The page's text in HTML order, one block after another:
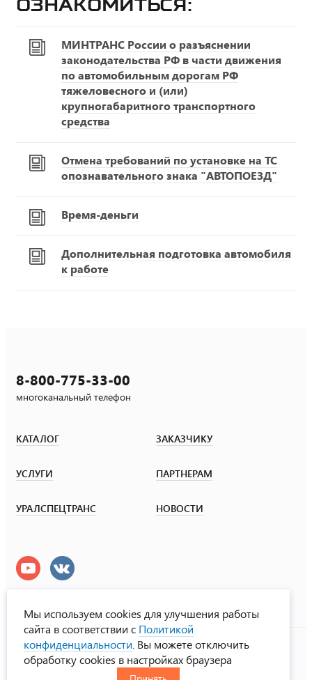
МИНТРАНС России о разъяснении
законодательства РФ в части движения
по автомобильным дорогам РФ
тяжеловесного и (или)
крупногабаритного транспортного
средства
Отмена требований по установке на ТС
опознавательного знака "АВТОПОЕЗД"
Время-деньги
Дополнительная подготовка автомобиля
к работе
8-800-775-33-00
многоканальный телефон
КАТАЛОГ ЗАКАЗЧИКУ
УСЛУГИ ПАРТНЕРАМ
УРАЛСПЕЦТРАНС НОВОСТИ
УралСпецТранс
© ООО «Урал СТ», 2000-2026
Политика конфиденциальности
Мы используем cookies для улучшения работы
сайта в соответствии с Политикой
конфиденциальности . Вы можете отключить
обработку cookies в настройках браузера